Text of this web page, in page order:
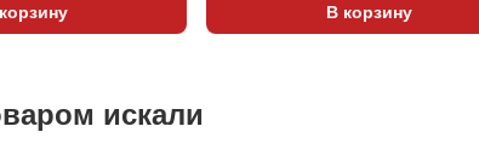
В корзину
искали